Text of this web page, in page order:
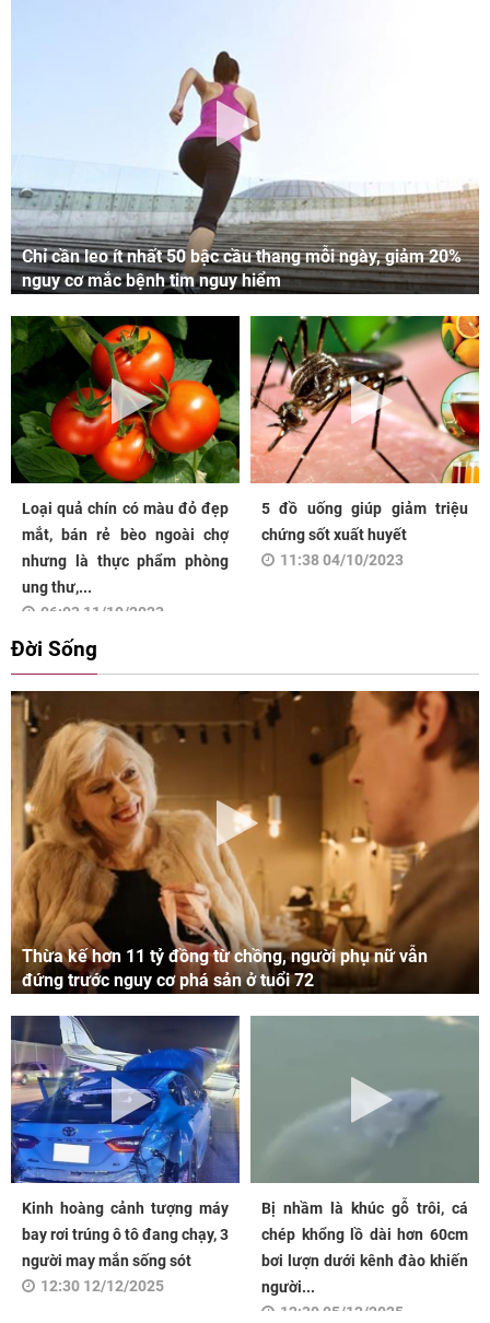
Chỉ cần leo ít nhất 50 bậc cầu thang mỗi ngày, giảm 20%
nguy cơ mắc bệnh tim nguy hiểm
Loại quả chín có màu đỏ đẹp
mắt, bán rẻ bèo ngoài chợ
nhưng là thực phẩm phòng
ung thư,...
06:03 11/10/2023
5 đồ uống giúp giảm triệu
chứng sốt xuất huyết
11:38 04/10/2023
Đời Sống
Thừa kế hơn 11 tỷ đồng từ chồng, người phụ nữ vẫn
đứng trước nguy cơ phá sản ở tuổi 72
Kinh hoàng cảnh tượng máy
bay rơi trúng ô tô đang chạy, 3
người may mắn sống sót
12:30 12/12/2025
Bị nhầm là khúc gỗ trôi, cá
chép khổng lồ dài hơn 60cm
bơi lượn dưới kênh đào khiến
người...
12:30 05/12/2025